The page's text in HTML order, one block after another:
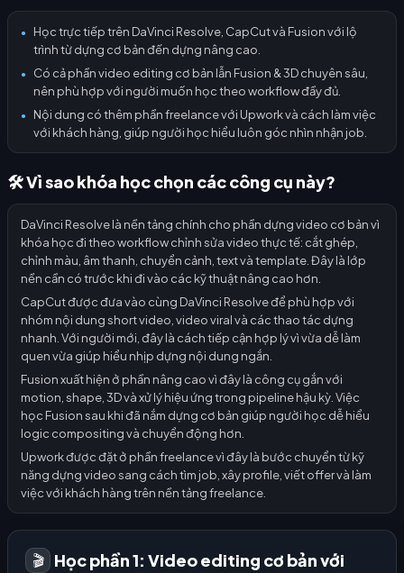
●
Học trực tiếp trên DaVinci Resolve, CapCut và Fusion với lộ
trình từ dựng cơ bản đến dựng nâng cao.
●
Có cả phần video editing cơ bản lẫn Fusion & 3D chuyên sâu,
nên phù hợp với người muốn học theo workflow đầy đủ.
●
Nội dung có thêm phần freelance với Upwork và cách làm việc
với khách hàng, giúp người học hiểu luôn góc nhìn nhận job.
🛠️ Vì sao khóa học chọn các công cụ này?
DaVinci Resolve là nền tảng chính cho phần dựng video cơ bản vì
khóa học đi theo workflow chỉnh sửa video thực tế: cắt ghép,
chỉnh màu, âm thanh, chuyển cảnh, text và template. Đây là lớp
nền cần có trước khi đi vào các kỹ thuật nâng cao hơn.
CapCut được đưa vào cùng DaVinci Resolve để phù hợp với
nhóm nội dung short video, video viral và các thao tác dựng
nhanh. Với người mới, đây là cách tiếp cận hợp lý vì vừa dễ làm
quen vừa giúp hiểu nhịp dựng nội dung ngắn.
Fusion xuất hiện ở phần nâng cao vì đây là công cụ gắn với
motion, shape, 3D và xử lý hiệu ứng trong pipeline hậu kỳ. Việc
học Fusion sau khi đã nắm dựng cơ bản giúp người học dễ hiểu
logic compositing và chuyển động hơn.
Upwork được đặt ở phần freelance vì đây là bước chuyển từ kỹ
năng dựng video sang cách tìm job, xây profile, viết offer và làm
việc với khách hàng trên nền tảng freelance.
🎬 Học phần 1: Video editing cơ bản với